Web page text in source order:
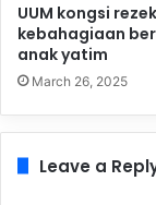
UUM kongsi
kebahagiaan
anak yatim
March 26, 2025
Leave a